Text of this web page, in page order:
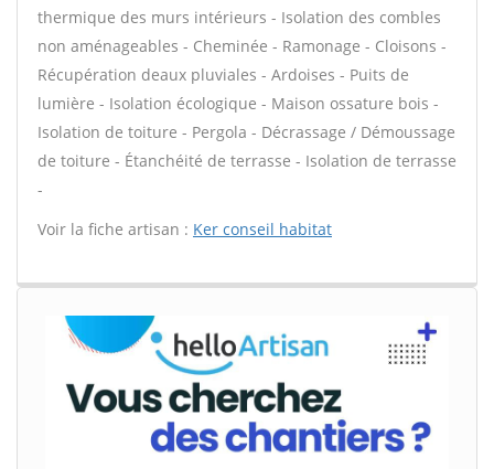
thermique des murs intérieurs - Isolation des combles
non aménageables - Cheminée - Ramonage - Cloisons -
Récupération deaux pluviales - Ardoises - Puits de
lumière - Isolation écologique - Maison ossature bois -
Isolation de toiture - Pergola - Décrassage / Démoussage
de toiture - Étanchéité de terrasse - Isolation de terrasse
-
Voir la fiche artisan : Ker conseil habitat